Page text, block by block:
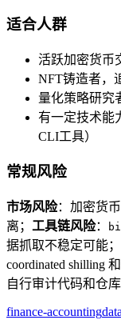
适合人群
活跃加密货币
NFT铸造者，
量化策略研究
有一定技术能
CLI工具）
常规风险
市场风险：加密货
离； 工具链风险：
据抓取不稳定可能；
coordinated shilling
自行审计代码和仓库
finance-accounting